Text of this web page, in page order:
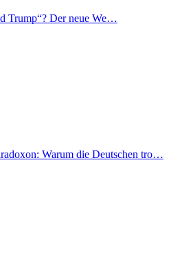
Trump“? Der neue We…
Warum die Deutschen tro…